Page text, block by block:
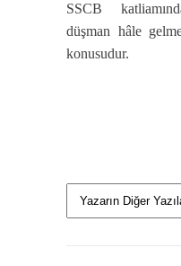
SSCB
düşman hâle
konusudur.